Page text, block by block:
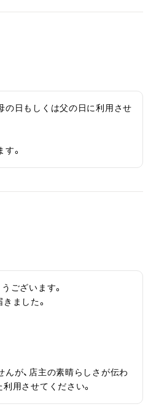
の日もしくは父の日に利用させ
。
ございます。
ました。
が、店主の素晴らしさが伝わ
用させてください。